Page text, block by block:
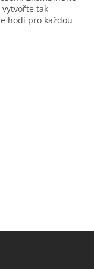
tak
hodí pro každou